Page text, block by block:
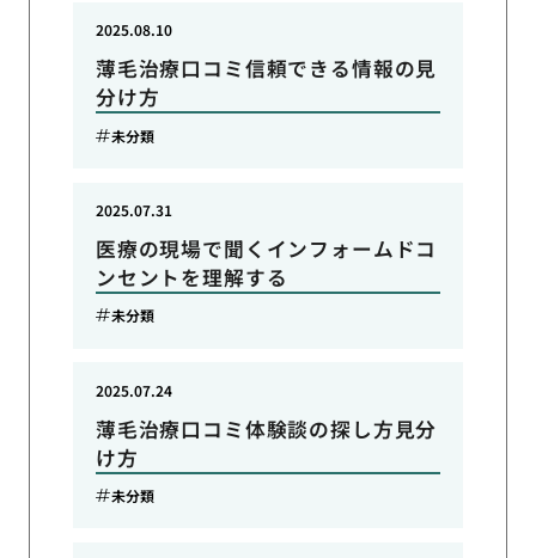
薄毛治療口コミ信頼できる情報の見
分け方
2025.08.10
未分類
医療の現場で聞くインフォームドコ
ンセントを理解する
2025.07.31
未分類
薄毛治療口コミ体験談の探し方見分
け方
2025.07.24
未分類